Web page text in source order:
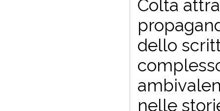
Colta
dello
nelle